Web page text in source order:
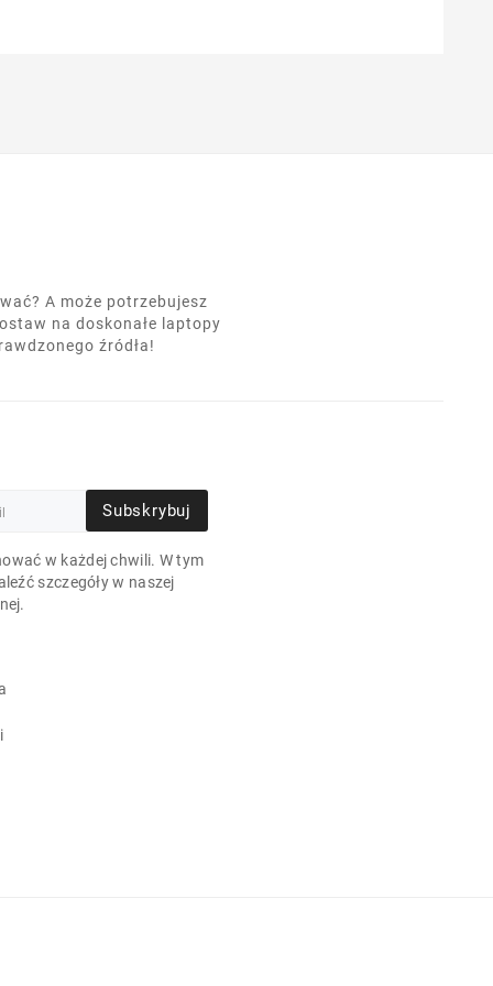
A może potrzebujesz
na doskonałe laptopy
źródła!
Subskrybuj
w każdej chwili. W tym
szczegóły w naszej